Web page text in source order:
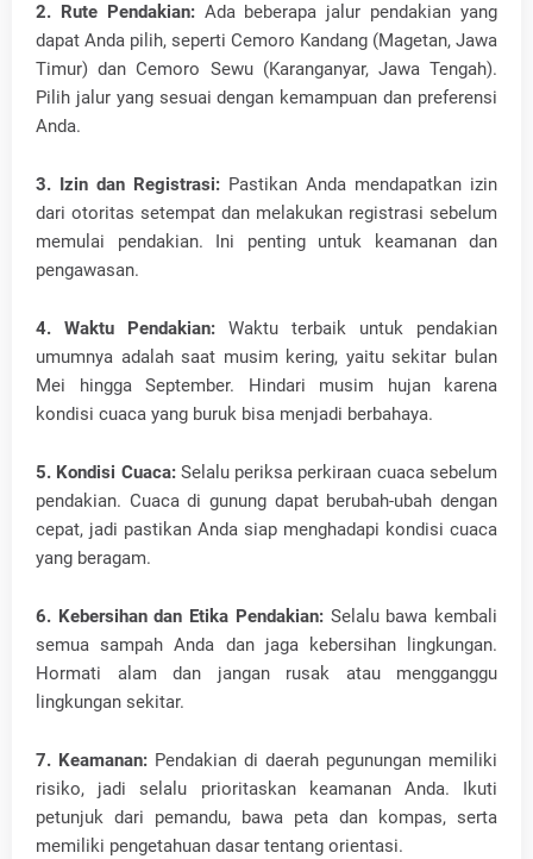
2. Rute Pendakian:Ada beberapa jalur pendakian yang
dapat Anda pilih, seperti Cemoro Kandang (Magetan, Jawa
Timur) dan Cemoro Sewu (Karanganyar, Jawa Tengah).
Pilih jalur yang sesuai dengan kemampuan dan preferensi
Anda.
3. Izin dan Registrasi: Pastikan Anda mendapatkan izin
dari otoritas setempat dan melakukan registrasi sebelum
memulai pendakian. Ini penting untuk keamanan dan
pengawasan.
4. Waktu Pendakian: Waktu terbaik untuk pendakian
umumnya adalah saat musim kering, yaitu sekitar bulan
Mei hingga September. Hindari musim hujan karena
kondisi cuaca yang buruk bisa menjadi berbahaya.
5. Kondisi Cuaca:Selalu periksa perkiraan cuaca sebelum
pendakian. Cuaca di gunung dapat berubah-ubah dengan
cepat, jadi pastikan Anda siap menghadapi kondisi cuaca
yang beragam.
6. Kebersihan dan Etika Pendakian:Selalu bawa kembali
semua sampah Anda dan jaga kebersihan lingkungan.
Hormati alam dan jangan rusak atau mengganggu
lingkungan sekitar.
7. Keamanan: Pendakian di daerah pegunungan memiliki
risiko, jadi selalu prioritaskan keamanan Anda. Ikuti
petunjuk dari pemandu, bawa peta dan kompas, serta
memiliki pengetahuan dasar tentang orientasi.